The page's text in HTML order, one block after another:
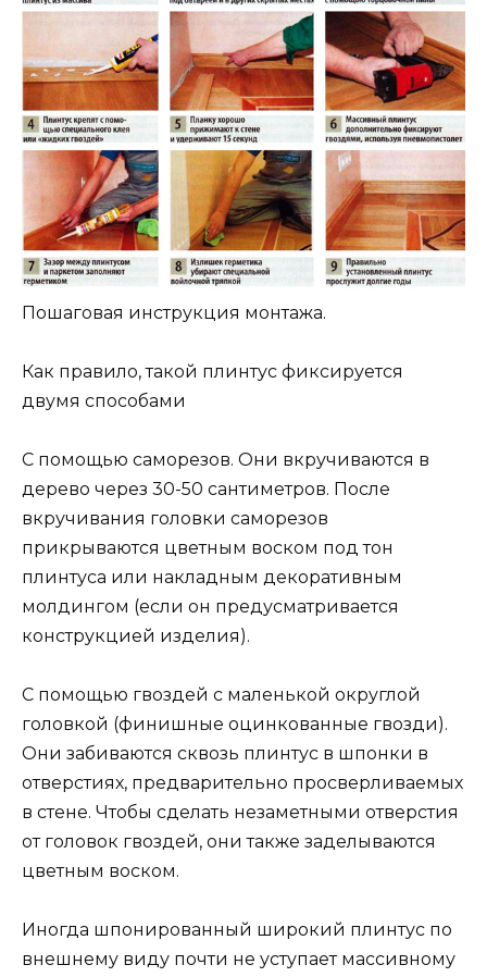
Пошаговая инструкция монтажа.
Как правило, такой плинтус фиксируется
двумя способами
С помощью саморезов. Они вкручиваются в
дерево через 30-50 сантиметров. После
вкручивания головки саморезов
прикрываются цветным воском под тон
плинтуса или накладным декоративным
молдингом (если он предусматривается
конструкцией изделия).
С помощью гвоздей с маленькой округлой
головкой (финишные оцинкованные гвозди).
Они забиваются сквозь плинтус в шпонки в
отверстиях, предварительно просверливаемых
в стене. Чтобы сделать незаметными отверстия
от головок гвоздей, они также заделываются
цветным воском.
Иногда шпонированный широкий плинтус по
внешнему виду почти не уступает массивному